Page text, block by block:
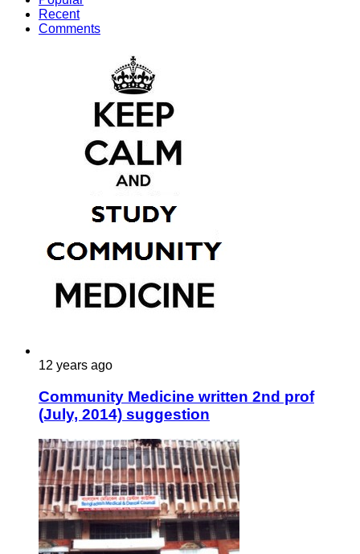
Recent
Comments
12 years ago
Community Medicine written 2nd prof
(July, 2014) suggestion